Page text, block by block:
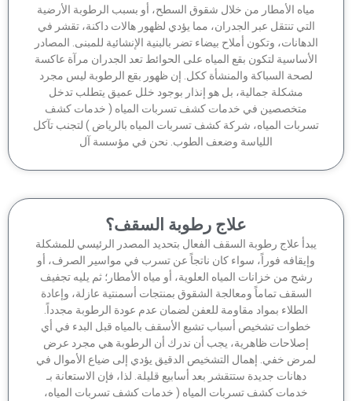
الأمطار من خلال شقوق السطح، أو بسبب الرطوبة الأرضية
تنتقل عبر الجدران، مما يؤدي لظهور هالات داكنة، تقشر في
وتكون أملاح بيضاء تضر بالبنية الإنشائية للمبنى. المصادر
لتكون بقع المياه على الحوائط تعد الجدران مرآة عاكسة
لصحة السباكة والمنشأة ككل. إن ظهور بقع الرطوبة ليس مجرد
مشكلة جمالية، بل هو إنذار بوجود خلل عميق يتطلب تدخل
متخصصين في خدمات كشف تسربات المياه ( خدمات كشف
المياه، شركة كشف تسربات المياه بالرياض ) لتجنب تآكل
اللياسة وضعف الطوب. نحن في مؤسسة آل
علاج رطوبة السقف؟
علاج رطوبة السقف الفعال بتحديد المصدر الرئيسي للمشكلة
فوراً، سواء كان ناتجاً عن تسرب في مواسير الصرف، أو
رشح من خزانات المياه العلوية، أو مياه الأمطار؛ ثم يليه تجفيف
السقف تماماً ومعالجة الشقوق بمنتجات أسمنتية عازلة، وإعادة
الطلاء بمواد مقاومة للعفن لضمان عدم عودة الرطوبة مجدداً.
خطوات تشخيص أسباب تشبع الأسقف بالمياه قبل البدء في أي
إصلاحات ظاهرية، يجب أن ندرك أن الرطوبة هي مجرد عرض
خفي. إهمال التشخيص الدقيق يؤدي إلى ضياع الأموال في
دهانات جديدة ستتقشر بعد أسابيع قليلة. لذا، فإن الاستعانة بـ
خدمات كشف تسربات المياه ( خدمات كشف تسربات المياه،